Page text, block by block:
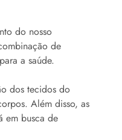
do nosso
de
a saúde.
dos tecidos do
Além disso, as
em busca de